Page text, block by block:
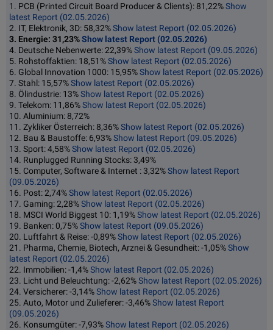
1. PCB (Printed Circuit Board Producer & Clients): 81,22%Show
latest Report (02.05.2026)
2. IT, Elektronik, 3D: 58,32%Show latest Report (02.05.2026)
3. Energie: 31,23%Show latest Report (02.05.2026)
4. Deutsche Nebenwerte: 22,39%Show latest Report (09.05.2026)
5. Rohstoffaktien: 18,51%Show latest Report (02.05.2026)
6. Global Innovation 1000: 15,95%Show latest Report (02.05.2026)
7. Stahl: 15,57%Show latest Report (02.05.2026)
8. Ölindustrie: 13%Show latest Report (02.05.2026)
9. Telekom: 11,86%Show latest Report (02.05.2026)
10. Aluminium: 8,72%
11. Zykliker Österreich: 8,36%Show latest Report (02.05.2026)
12. Bau & Baustoffe: 6,93%Show latest Report (09.05.2026)
13. Sport: 4,58%Show latest Report (02.05.2026)
14. Runplugged Running Stocks: 3,49%
15. Computer, Software & Internet : 3,32%Show latest Report
(09.05.2026)
16. Post: 2,74%Show latest Report (02.05.2026)
17. Gaming: 2,28%Show latest Report (02.05.2026)
18. MSCI World Biggest 10: 1,19%Show latest Report (02.05.2026)
19. Banken: 0,75%Show latest Report (09.05.2026)
20. Luftfahrt & Reise: -0,89%Show latest Report (02.05.2026)
21. Pharma, Chemie, Biotech, Arznei & Gesundheit: -1,05%Show
latest Report (02.05.2026)
22. Immobilien: -1,4%Show latest Report (02.05.2026)
23. Licht und Beleuchtung: -2,62%Show latest Report (02.05.2026)
24. Versicherer: -3,14%Show latest Report (02.05.2026)
25. Auto, Motor und Zulieferer: -3,46%Show latest Report
(09.05.2026)
26. Konsumgüter: -7,93%Show latest Report (02.05.2026)